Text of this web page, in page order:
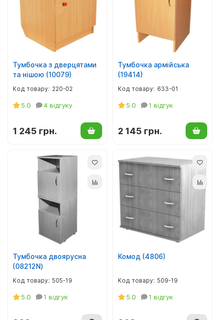
Тумбочка з дверцятами
та нішою (10079)
220-02
5.0 4 відгуку
1 245 грн.
Тумбочка армійська
(19414)
633-01
5.0 1 відгук
2 145 грн.
Тумбочка двоярусна
(08212N)
505-19
5.0 1 відгук
Комод (4806)
509-19
5.0 1 відгук